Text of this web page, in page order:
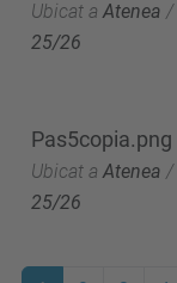
Ubicat a Atenea /
25/26
Pas5copia.png
Ubicat a Atenea /
25/26